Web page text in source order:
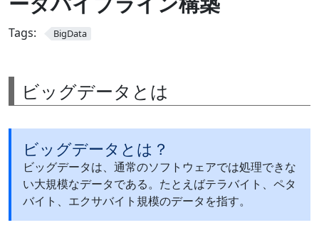
Tags: BigData
ビッグデータとは
ビッグデータとは？
ビッグデータは、通常のソフトウェアでは処理できな
い大規模なデータである。たとえばテラバイト、ペタ
バイト、エクサバイト規模のデータを指す。